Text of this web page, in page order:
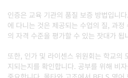
인증은 교육 기관의 품질 보증 방법입니
에 다니는 것은 제공되는 수업의 질, 과정
의 자격 수준을 평가할 수 있는 잣대가 됩
또한, 인가 및 라이센스 위원회는 학교의
지되는지를 확인합니다. 공부를 위해 비